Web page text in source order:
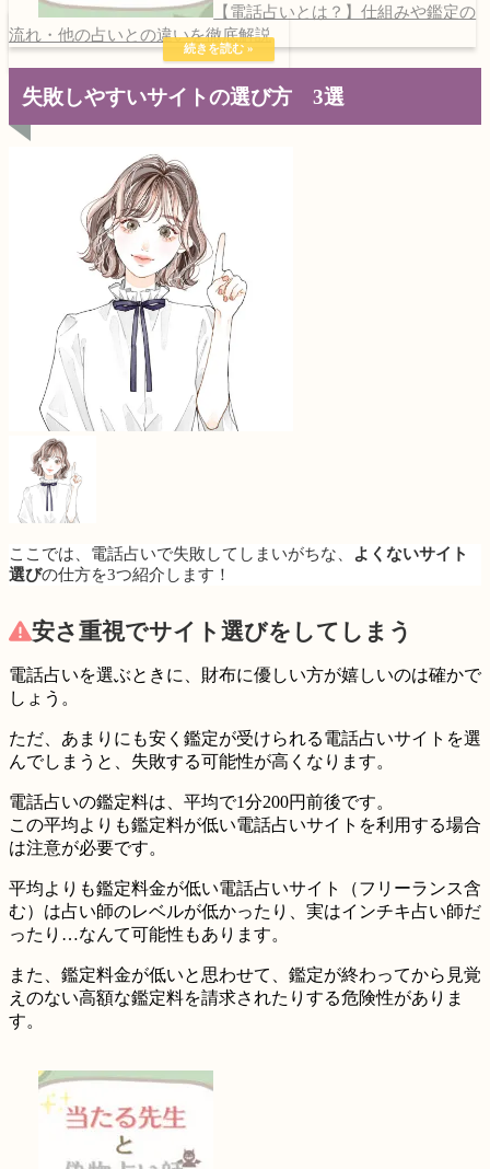
【電話占いとは？】仕組みや鑑定の
流れ・他の占いとの違いを徹底解説
失敗しやすいサイトの選び方 3選
ここでは、電話占いで失敗してしまいがちな、
よくないサイト
選びの仕方を3つ紹介します！
安さ重視でサイト選びをしてしまう
電話占いを選ぶときに、財布に優しい方が嬉しいのは確かで
しょう。
ただ、あまりにも安く鑑定が受けられる電話占いサイトを選
んでしまうと、失敗する可能性が高くなります。
電話占いの鑑定料は、 平均で1分200円前後です。
この平均よりも鑑定料が低い電話占いサイトを利用する場合
は注意が必要です。
平均よりも鑑定料金が低い電話占いサイト（フリーランス含
む）は占い師のレベルが低かったり、実はインチキ占い師だ
ったり…なんて可能性もあります。
また、鑑定料金が低いと思わせて、鑑定が終わってから見覚
えのない高額な鑑定料を請求されたりする危険性がありま
す。